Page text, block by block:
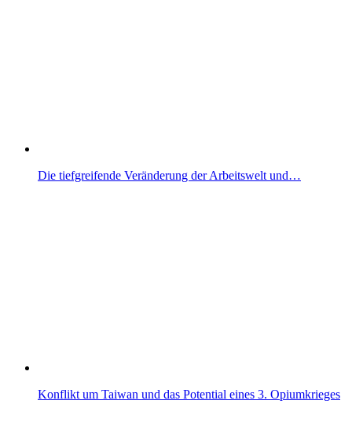
Die tiefgreifende Veränderung der Arbeitswelt und…
Konflikt um Taiwan und das Potential eines 3. Opiumkrieges